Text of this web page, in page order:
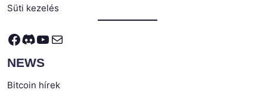
Süti kezelés
Facebook
Discord
YouTube
Mail
NEWS
Bitcoin hírek